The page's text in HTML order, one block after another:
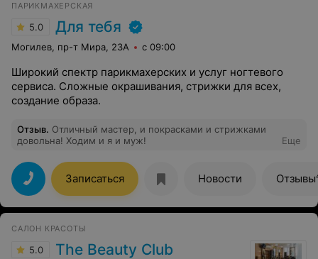
ПАРИКМАХЕРСКАЯ
5.0 Для тебя
Могилев, пр-т Мира, 23А с 09:00
Широкий спектр парикмахерских и услуг ногтевого
сервиса. Сложные окрашивания, стрижки для всех,
создание образа.
Отзыв. Отличный мастер, и покрасками и стрижками
довольна! Ходим и я и муж!
Еще
Записаться Новости Отзывы
САЛОН КРАСОТЫ
5.0 The Beauty Club